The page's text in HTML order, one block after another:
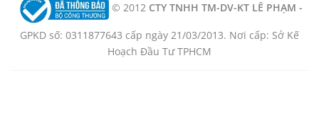
© 2012 CTY TNHH TM-DV-KT LÊ PHẠM -
GPKD số: 0311877643 cấp ngày 21/03/2013. Nơi cấp: Sở Kế
Hoạch Đầu Tư TPHCM